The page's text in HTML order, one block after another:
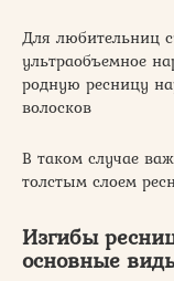
Для любительниц
ультраобъемное
родную ресницу
волосков
В таком случае
толстым слоем
Изгибы
основные